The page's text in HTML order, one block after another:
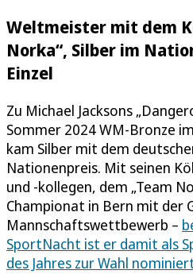
Weltmeister mit dem
Norka“, Silber im
Einzel
Zu Michael Jacksons
Sommer 2024 WM-Bronze
kam Silber mit dem
Nationenpreis. Mit seinen
und -kollegen, dem „Team
Championat in Bern mit der
Mannschaftswettbewerb –
SportNacht ist er damit als
des Jahres zur Wahl